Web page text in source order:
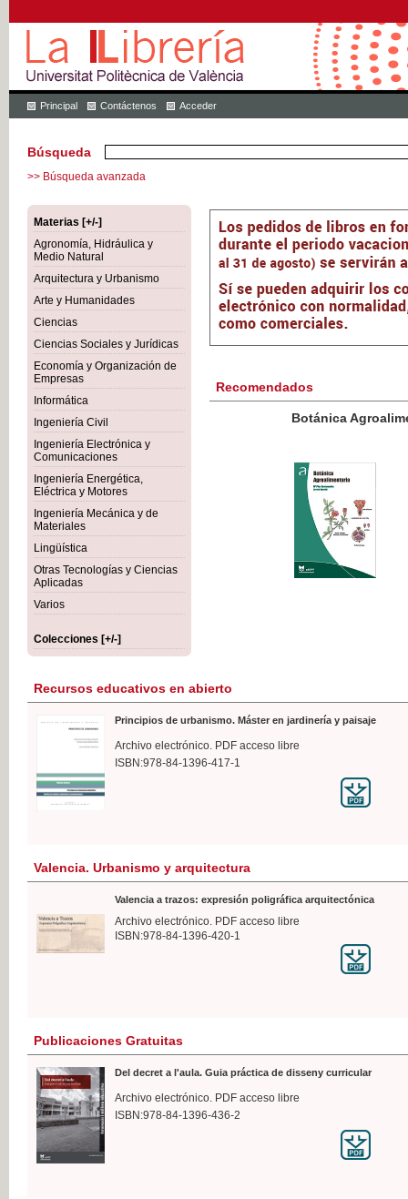
Principal Contáctenos Acceder
Búsqueda
>> Búsqueda avanzada
Materias [+/-]
Agronomía, Hidráulica y
Medio Natural
Arquitectura y Urbanismo
Arte y Humanidades
Ciencias
Ciencias Sociales y Jurídicas
Economía y Organización de
Empresas
Informática
Ingeniería Civil
Ingeniería Electrónica y
Comunicaciones
Ingeniería Energética,
Eléctrica y Motores
Ingeniería Mecánica y de
Materiales
Lingüística
Otras Tecnologías y Ciencias
Aplicadas
Varios
Colecciones [+/-]
Recomendados
Botánica Agroalimentaria
Recursos educativos en abierto
Principios de urbanismo. Máster en jardinería y paisaje
Archivo electrónico. PDF acceso libre
ISBN:978-84-1396-417-1
Valencia. Urbanismo y arquitectura
Valencia a trazos: expresión poligráfica arquitectónica
Archivo electrónico. PDF acceso libre
ISBN:978-84-1396-420-1
Publicaciones Gratuitas
Del decret a l'aula. Guia práctica de disseny curricular
Archivo electrónico. PDF acceso libre
ISBN:978-84-1396-436-2